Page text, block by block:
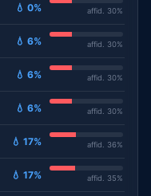
💧 0% affid. 30%
💧 6% affid. 30%
💧 6% affid. 30%
💧 6% affid. 30%
💧 17% affid. 36%
💧 17% affid. 35%